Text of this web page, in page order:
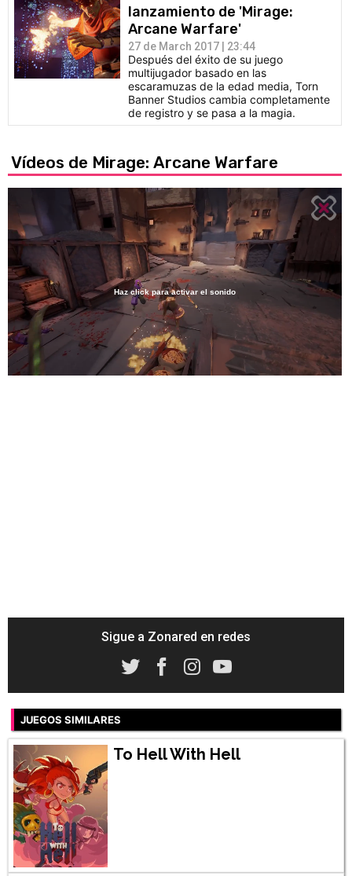
lanzamiento de 'Mirage:
Arcane Warfare'
27 de March 2017 | 23:44
Después del éxito de su juego
multijugador basado en las
escaramuzas de la edad media, Torn
Banner Studios cambia completamente
de registro y se pasa a la magia.
Vídeos de Mirage: Arcane Warfare
Unmute
Loaded
51.67%
Haz click para activar el sonido
Sigue a Zonared en redes
JUEGOS SIMILARES
To Hell With Hell